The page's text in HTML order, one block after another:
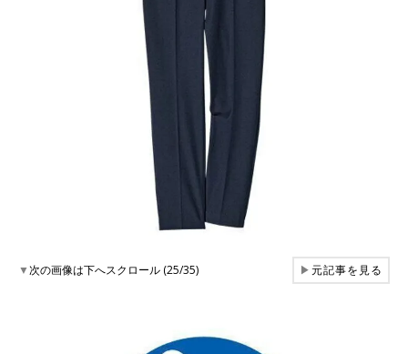
▼次の画像は下へスクロール (25/35) ▶元記事を見る